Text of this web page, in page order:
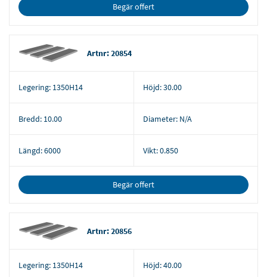
Begär offert
Artnr: 20854
Legering: 1350H14 Höjd:30.00
Bredd: 10.00 Diameter: N/A
Längd:6000 Vikt:0.850
Begär offert
Artnr: 20856
Legering: 1350H14 Höjd:40.00